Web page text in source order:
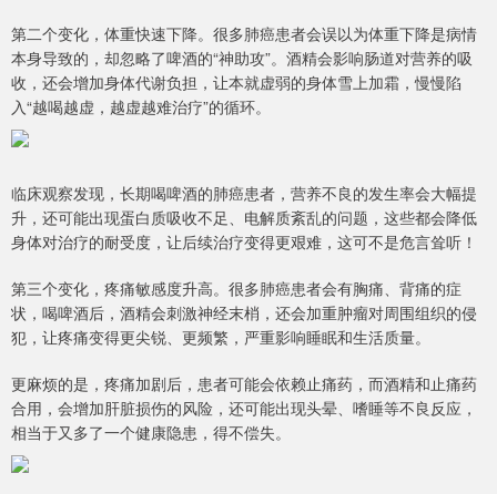
第二个变化，体重快速下降。很多肺癌患者会误以为体重下降是病情
本身导致的，却忽略了啤酒的“神助攻”。酒精会影响肠道对营养的吸
收，还会增加身体代谢负担，让本就虚弱的身体雪上加霜，慢慢陷
入“越喝越虚，越虚越难治疗”的循环。
临床观察发现，长期喝啤酒的肺癌患者，营养不良的发生率会大幅提
升，还可能出现蛋白质吸收不足、电解质紊乱的问题，这些都会降低
身体对治疗的耐受度，让后续治疗变得更艰难，这可不是危言耸听！
第三个变化，疼痛敏感度升高。很多肺癌患者会有胸痛、背痛的症
状，喝啤酒后，酒精会刺激神经末梢，还会加重肿瘤对周围组织的侵
犯，让疼痛变得更尖锐、更频繁，严重影响睡眠和生活质量。
更麻烦的是，疼痛加剧后，患者可能会依赖止痛药，而酒精和止痛药
合用，会增加肝脏损伤的风险，还可能出现头晕、嗜睡等不良反应，
相当于又多了一个健康隐患，得不偿失。